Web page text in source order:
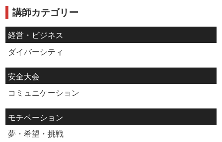
講師カテゴリー
経営・ビジネス
ダイバーシティ
安全大会
コミュニケーション
モチベーション
夢・希望・挑戦